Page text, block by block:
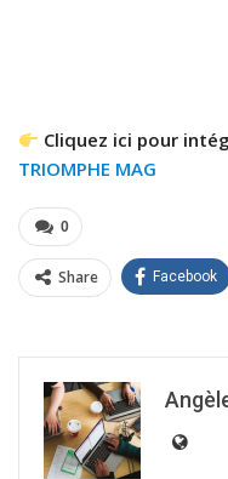
Cliquez ici pour
TRIOMPHE MAG
0
Share Facebook